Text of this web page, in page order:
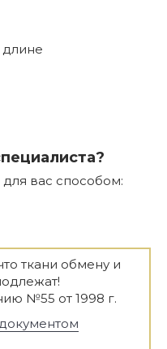
вас способом:
ткани обмену и
№55 от 1998 г.